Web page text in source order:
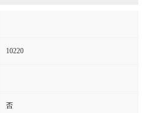
10220
否